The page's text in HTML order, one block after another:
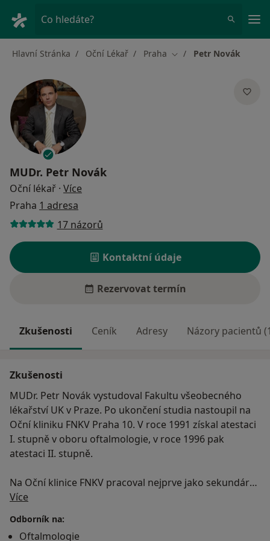
Co hledáte?
Hlavní Stránka Oční Lékař Praha Změna města
Petr Novák
MUDr. Petr Novák
Oční lékař · Více
Praha 1 adresa
17 názorů
Kontaktní údaje
Rezervovat termín
Zkušenosti Ceník Adresy Názory pacientů
Zkušenosti
MUDr. Petr Novák vystudoval Fakultu všeobecného
lékařství UK v Praze. Po ukončení studia nastoupil na
Oční kliniku FNKV Praha 10. V roce 1991 získal atestaci
I. stupně v oboru oftalmologie, v roce 1996 pak
atestaci II. stupně.
Na Oční klinice FNKV pracoval nejprve jako sekundární
lékař, později pracoval ve funkci vedoucího lůžkového
oddělení, vedoucího operačního sálu, vedoucího
tamního refrakčního centra a od roku 1996 jako
Více
Odborník na:
Oftalmologie